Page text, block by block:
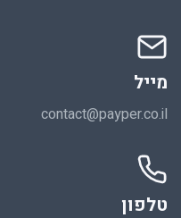
מייל
contact@payper.co.il
טלפון